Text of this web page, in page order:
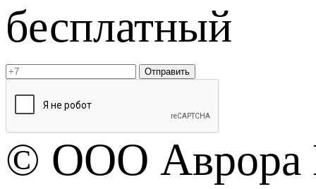
бесплатный
Отправить
© OOO Аврора